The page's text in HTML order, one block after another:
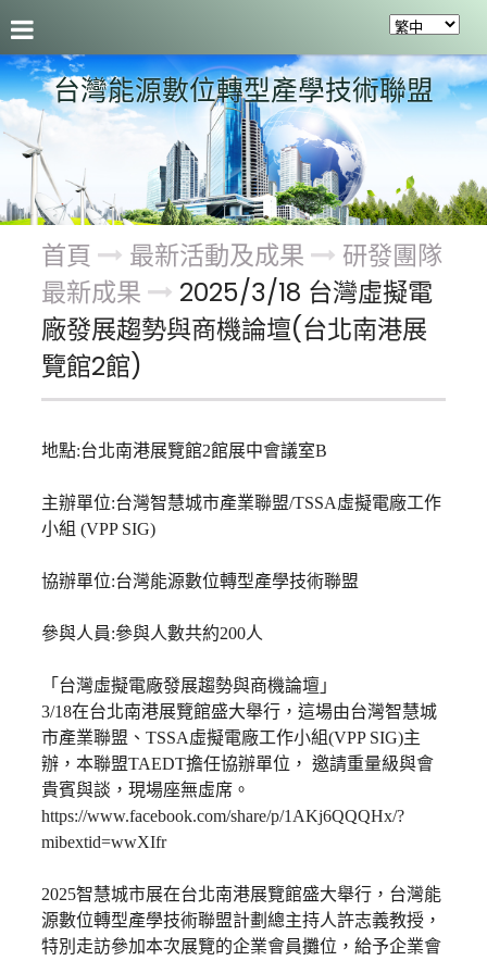
台灣能源數位轉型產學技術聯盟
聯盟介紹 最新活動及成果 會員服務 關於聯盟
首頁 最新活動及成果
研發團隊
最新成果
2025/3/18 台灣虛擬電
廠發展趨勢與商機論壇(台北南港展
覽館2館)
地點:台北南港展覽館2館展中會議室B
主辦單位:台灣智慧城市產業聯盟/TSSA虛擬電廠工作
小組 (VPP SIG)
協辦單位:台灣能源數位轉型產學技術聯盟
參與人員:參與人數共約200人
「台灣虛擬電廠發展趨勢與商機論壇」
3/18在台北南港展覽館盛大舉行，這場由台灣智慧城
市產業聯盟、TSSA虛擬電廠工作小組(VPP SIG)主
辦，本聯盟TAEDT擔任協辦單位， 邀請重量級與會
貴賓與談，現場座無虛席。
https://www.facebook.com/share/p/1AKj6QQQHx/?
mibextid=wwXIfr
2025智慧城市展在台北南港展覽館盛大舉行，台灣能
源數位轉型產學技術聯盟計劃總主持人許志義教授，
特別走訪參加本次展覽的企業會員攤位，給予企業會